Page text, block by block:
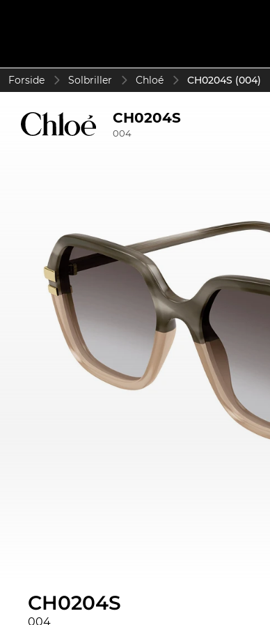
Forside Solbriller Chloé CH0204S (004)
CH0204S
004
CH0204S
004